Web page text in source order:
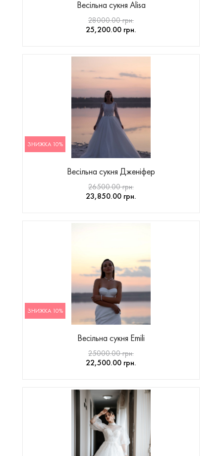
Весільна сукня Alisa
28000.00 грн.
25,200.00 грн.
ЗНИЖКА 10%
Весільна сукня Дженіфер
26500.00 грн.
23,850.00 грн.
ЗНИЖКА 10%
Весільна сукня Emili
25000.00 грн.
22,500.00 грн.